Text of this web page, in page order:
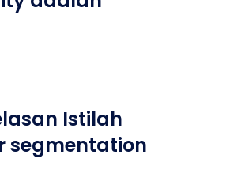
Istilah
segmentation